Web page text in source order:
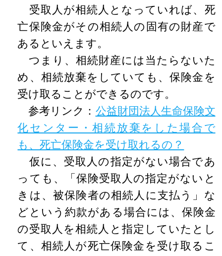
受取人が相続人となっていれば、死
亡保険金がその相続人の固有の財産で
あるといえます。
つまり、相続財産には当たらないた
め、相続放棄をしていても、保険金を
受け取ることができるのです。
参考リンク： 公益財団法人生命保険文
化センター・相続放棄をした場合で
も、死亡保険金を受け取れるの？
仮に、受取人の指定がない場合であ
っても、「保険受取人の指定がないと
きは、被保険者の相続人に支払う」な
どという約款がある場合には、保険金
の受取人を相続人と指定していたとし
て、相続人が死亡保険金を受け取るこ